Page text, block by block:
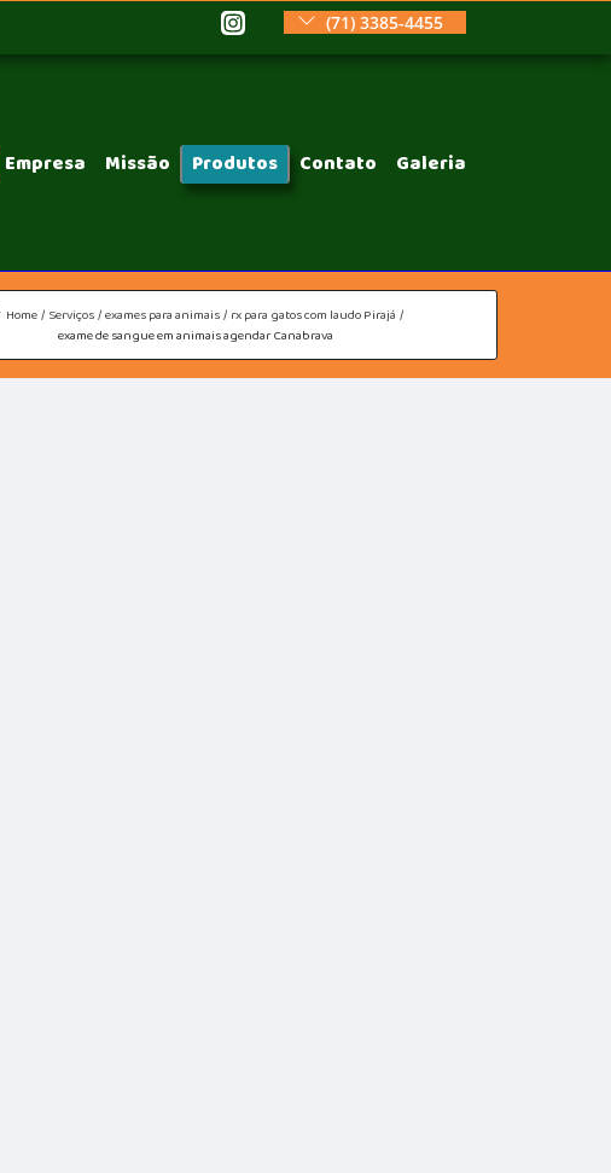
(71) 3385-4455
Empresa Missão Produtos Contato Galeria
Home Serviços exames para animais rx para gatos com laudo Pirajá
exame de sangue em animais agendar Canabrava